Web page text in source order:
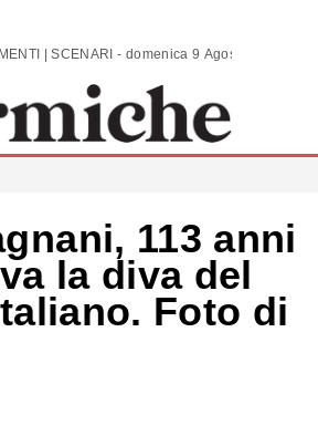
ANALISI | COMMENTI | SCENARI - domenica 9 Agosto 2026
113 anni
la diva del
Foto di